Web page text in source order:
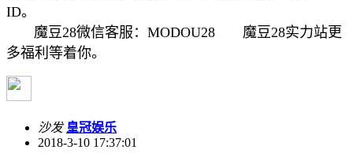
ID。
魔豆28微信客服：MODOU28 魔豆28实力站更
多福利等着你。
沙发 皇冠娱乐
2018-3-10 17:37:01